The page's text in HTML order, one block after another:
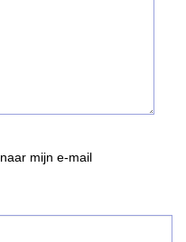
mijn e-mail